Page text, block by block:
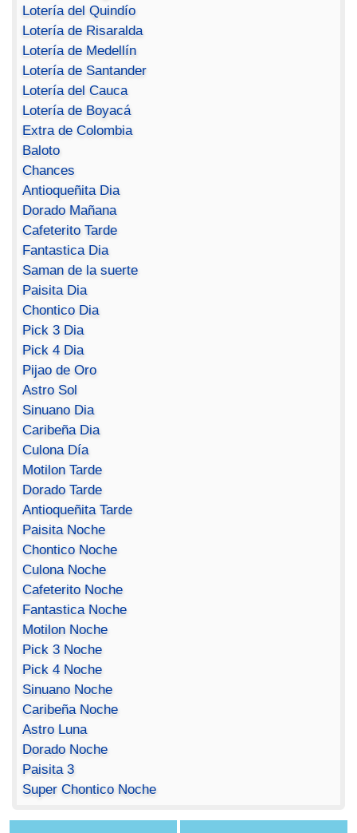
Lotería del Quindío
Lotería de Risaralda
Lotería de Medellín
Lotería de Santander
Lotería del Cauca
Lotería de Boyacá
Extra de Colombia
Baloto
Chances
Antioqueñita Dia
Dorado Mañana
Cafeterito Tarde
Fantastica Dia
Saman de la suerte
Paisita Dia
Chontico Dia
Pick 3 Dia
Pick 4 Dia
Pijao de Oro
Astro Sol
Sinuano Dia
Caribeña Dia
Culona Día
Motilon Tarde
Dorado Tarde
Antioqueñita Tarde
Paisita Noche
Chontico Noche
Culona Noche
Cafeterito Noche
Fantastica Noche
Motilon Noche
Pick 3 Noche
Pick 4 Noche
Sinuano Noche
Caribeña Noche
Astro Luna
Dorado Noche
Paisita 3
Super Chontico Noche